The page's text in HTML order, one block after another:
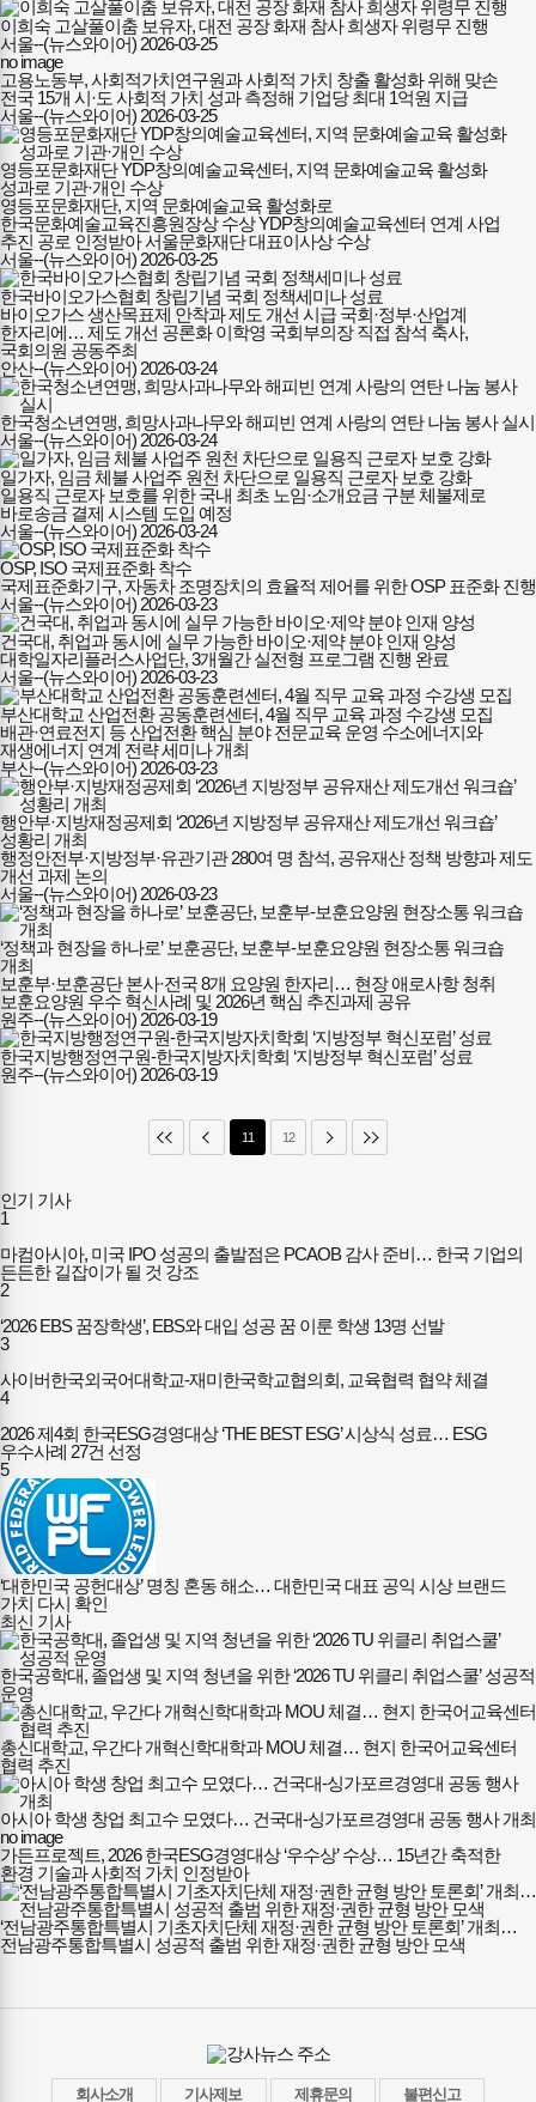
이희숙 고살풀이춤 보유자, 대전 공장 화재 참사 희생자 위령무 진행
서울--(뉴스와이어) 2026-03-25
no image
고용노동부, 사회적가치연구원과 사회적 가치 창출 활성화 위해 맞손
전국 15개 시·도 사회적 가치 성과 측정해 기업당 최대 1억원 지급
서울--(뉴스와이어) 2026-03-25
영등포문화재단 YDP창의예술교육센터, 지역 문화예술교육 활성화
성과로 기관·개인 수상
영등포문화재단, 지역 문화예술교육 활성화로
한국문화예술교육진흥원장상 수상 YDP창의예술교육센터 연계 사업
추진 공로 인정받아 서울문화재단 대표이사상 수상
서울--(뉴스와이어) 2026-03-25
한국바이오가스협회 창립기념 국회 정책세미나 성료
바이오가스 생산목표제 안착과 제도 개선 시급 국회·정부·산업계
한자리에… 제도 개선 공론화 이학영 국회부의장 직접 참석 축사,
국회의원 공동주최
안산--(뉴스와이어) 2026-03-24
한국청소년연맹, 희망사과나무와 해피빈 연계 사랑의 연탄 나눔 봉사 실시
서울--(뉴스와이어) 2026-03-24
일가자, 임금 체불 사업주 원천 차단으로 일용직 근로자 보호 강화
일용직 근로자 보호를 위한 국내 최초 노임·소개요금 구분 체불제로
바로송금 결제 시스템 도입 예정
서울--(뉴스와이어) 2026-03-24
OSP, ISO 국제표준화 착수
국제표준화기구, 자동차 조명장치의 효율적 제어를 위한 OSP 표준화 진행
서울--(뉴스와이어) 2026-03-23
건국대, 취업과 동시에 실무 가능한 바이오·제약 분야 인재 양성
대학일자리플러스사업단, 3개월간 실전형 프로그램 진행 완료
서울--(뉴스와이어) 2026-03-23
부산대학교 산업전환 공동훈련센터, 4월 직무 교육 과정 수강생 모집
배관·연료전지 등 산업전환 핵심 분야 전문교육 운영 수소에너지와
재생에너지 연계 전략 세미나 개최
부산--(뉴스와이어) 2026-03-23
행안부·지방재정공제회 ‘2026년 지방정부 공유재산 제도개선 워크숍’
성황리 개최
행정안전부·지방정부·유관기관 280여 명 참석, 공유재산 정책 방향과 제도
개선 과제 논의
서울--(뉴스와이어) 2026-03-23
‘정책과 현장을 하나로’ 보훈공단, 보훈부-보훈요양원 현장소통 워크숍
개최
보훈부·보훈공단 본사·전국 8개 요양원 한자리… 현장 애로사항 청취
보훈요양원 우수 혁신사례 및 2026년 핵심 추진과제 공유
원주--(뉴스와이어) 2026-03-19
한국지방행정연구원-한국지방자치학회 ‘지방정부 혁신포럼’ 성료
원주--(뉴스와이어) 2026-03-19
11 12
인기 기사
1
마컴아시아, 미국 IPO 성공의 출발점은 PCAOB 감사 준비… 한국 기업의
든든한 길잡이가 될 것 강조
2
‘2026 EBS 꿈장학생’, EBS와 대입 성공 꿈 이룬 학생 13명 선발
3
사이버한국외국어대학교-재미한국학교협의회, 교육협력 협약 체결
4
2026 제4회 한국ESG경영대상 ‘THE BEST ESG’ 시상식 성료… ESG
우수사례 27건 선정
5
‘대한민국 공헌대상’ 명칭 혼동 해소… 대한민국 대표 공익 시상 브랜드
가치 다시 확인
최신 기사
한국공학대, 졸업생 및 지역 청년을 위한 ‘2026 TU 위클리 취업스쿨’ 성공적
운영
총신대학교, 우간다 개혁신학대학과 MOU 체결… 현지 한국어교육센터
협력 추진
아시아 학생 창업 최고수 모였다… 건국대-싱가포르경영대 공동 행사 개최
no image
가든프로젝트, 2026 한국ESG경영대상 ‘우수상’ 수상… 15년간 축적한
환경 기술과 사회적 가치 인정받아
‘전남광주통합특별시 기초자치단체 재정·권한 균형 방안 토론회’ 개최…
전남광주통합특별시 성공적 출범 위한 재정·권한 균형 방안 모색
회사소개 기사제보 제휴문의 불편신고